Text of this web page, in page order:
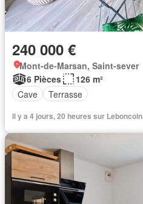
240 000 €
Mont-de-Marsan, Saint-sever
6 Pièces
126 m²
Cave
Terrasse
Il y a 4 jours, 20 heures sur Leboncoin